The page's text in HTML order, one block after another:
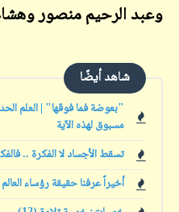
وعبد الرحيم منصور
شاهد أيضًا
"بعوضة فما فوقها" | العلم
مسبوق لهذه الآية
تسقط الأجساد لا الفكرة ..
أخيراً عرفنا حقيقة رؤساء